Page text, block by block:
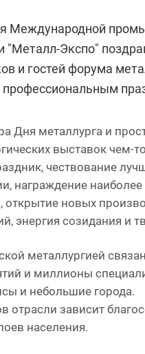
Международной
"Металл-Экспо"
и гостей форума
Дня металлурга и
выставок чем-
чествование
награждение
открытие новых
энергия созидания и
металлургией
и миллионы
и небольшие города.
отрасли зависит
населения.